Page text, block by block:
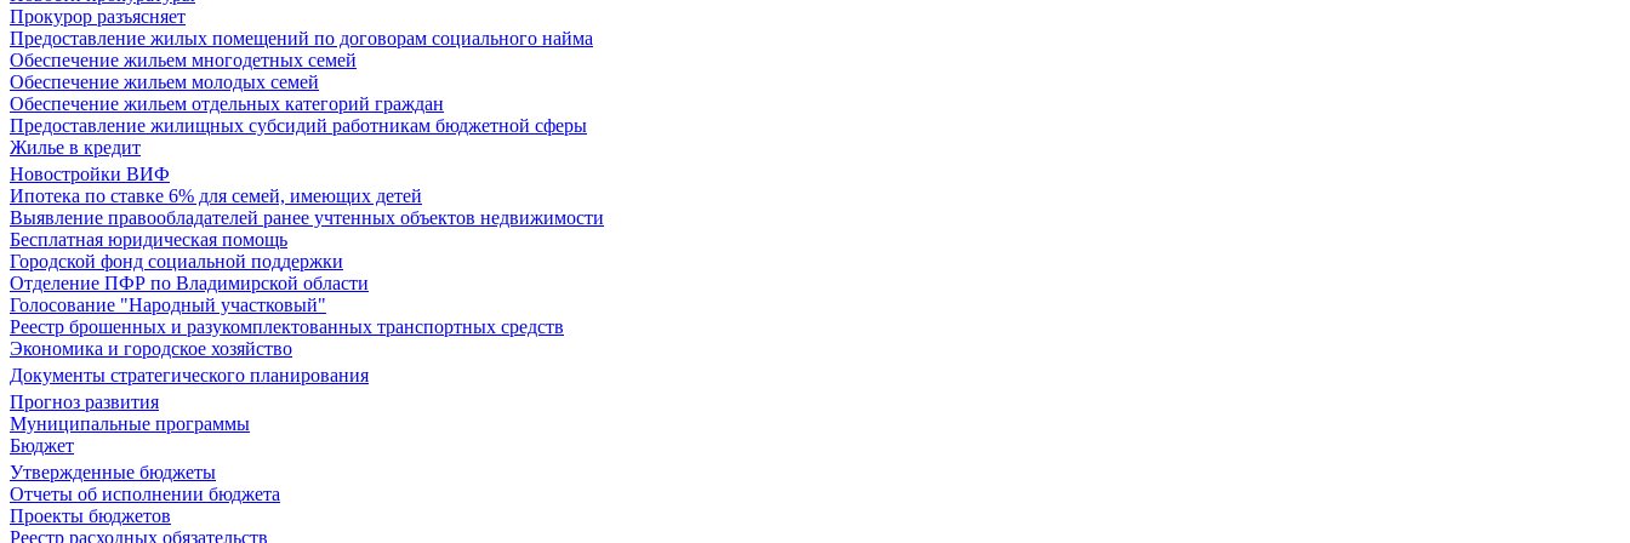
Прокурор разъясняет
Предоставление жилых помещений по договорам социального найма
Обеспечение жильем многодетных семей
Обеспечение жильем молодых семей
Обеспечение жильем отдельных категорий граждан
Предоставление жилищных субсидий работникам бюджетной сферы
Жилье в кредит
Новостройки ВИФ
Ипотека по ставке 6% для семей, имеющих детей
Выявление правообладателей ранее учтенных объектов недвижимости
Бесплатная юридическая помощь
Городской фонд социальной поддержки
Отделение ПФР по Владимирской области
Голосование "Народный участковый"
Реестр брошенных и разукомплектованных транспортных средств
Экономика и городское хозяйство
Документы стратегического планирования
Прогноз развития
Муниципальные программы
Бюджет
Утвержденные бюджеты
Отчеты об исполнении бюджета
Проекты бюджетов
Реестр расходных обязательств